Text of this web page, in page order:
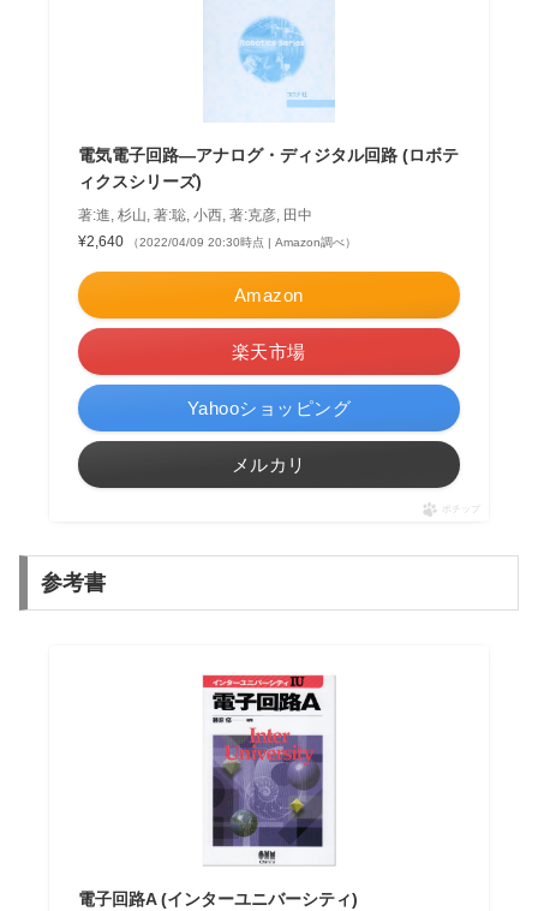
電気電子回路―アナログ・ディジタル回路 (ロボテ
ィクスシリーズ)
著:進, 杉山, 著:聡, 小西, 著:克彦, 田中
¥2,640
（2022/04/09 20:30時点 | Amazon調べ）
Amazon
楽天市場
Yahooショッピング
メルカリ
ポチップ
参考書
電子回路A (インターユニバーシティ)